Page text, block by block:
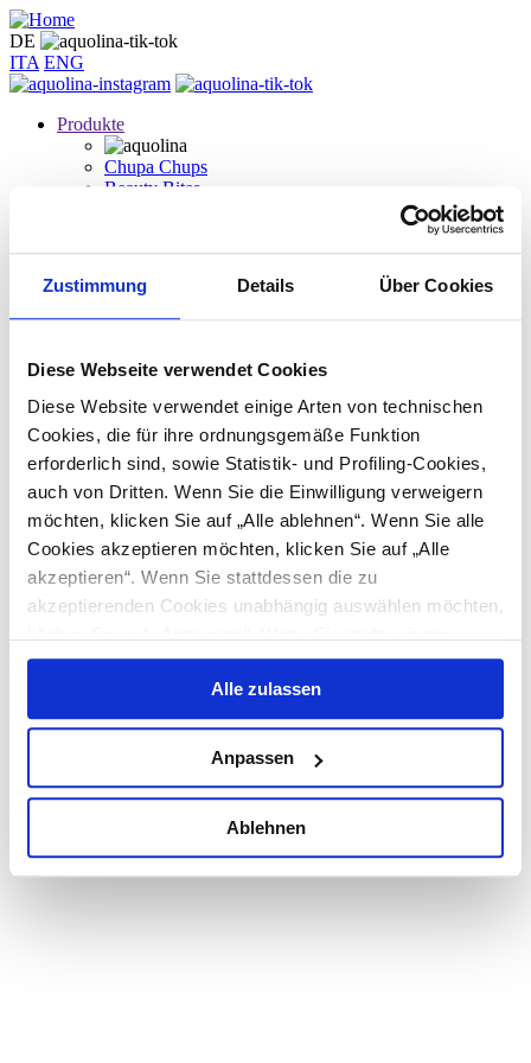
Zustimmung Details Über Cookies
Diese Webseite verwendet Cookies
Diese Website verwendet einige Arten von technischen
Cookies, die für ihre ordnungsgemäße Funktion
erforderlich sind, sowie Statistik- und Profiling-Cookies,
auch von Dritten. Wenn Sie die Einwilligung verweigern
möchten, klicken Sie auf „Alle ablehnen“. Wenn Sie alle
Cookies akzeptieren möchten, klicken Sie auf „Alle
akzeptieren“. Wenn Sie stattdessen die zu
akzeptierenden Cookies unabhängig auswählen möchten,
möchten, lesen Sie dieDatenschutzrichtlinie.
Alle zulassen
Anpassen
Ablehnen
Skip
to
main
content
DE
ITA ENG
Produkte
Chupa Chups
Beauty Bites
Vaniglia gourmand
Zuckersüßes Einhorn
Dunkle Schokolade
Coolcumber
Lip oil
Chi Siamo
Wer wir sind
ITA
You are not authorized to access this page.